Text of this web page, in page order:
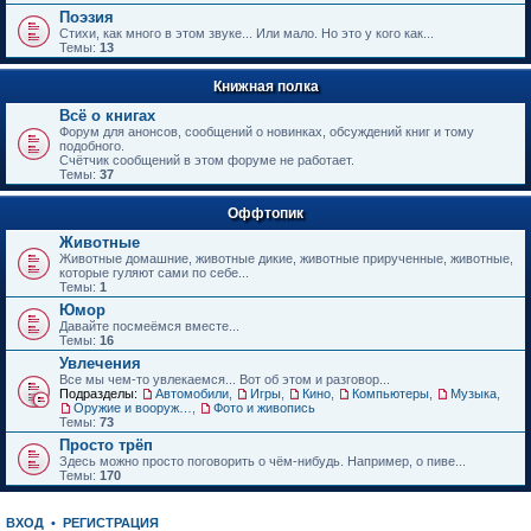
е
н
и
ю
Поэзия
Стихи, как много в этом звуке... Или мало. Но это у кого как...
Темы: 13
Книжная полка
Всё о книгах
Форум для анонсов, сообщений о новинках, обсуждений книг и тому
подобного.
Счётчик сообщений в этом форуме не работает.
Темы: 37
Оффтопик
Животные
Животные домашние, животные дикие, животные прирученные, животные,
которые гуляют сами по себе...
Темы: 1
Юмор
Давайте посмеёмся вместе...
Темы: 16
Увлечения
Все мы чем-то увлекаемся... Вот об этом и разговор...
Подразделы:
Автомобили Игры Кино Компьютеры Музыка
Фото и живопись
Темы: 73
Просто трёп
Здесь можно просто поговорить о чём-нибудь. Например, о пиве...
Темы: 170
ВХОД • РЕГИСТРАЦИЯ